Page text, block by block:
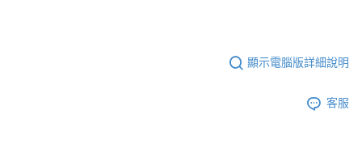
顯示電腦版詳細說明
客服